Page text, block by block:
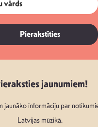
Pierakstīties
jaunumiem!
jaunāko informāciju par
Latvijas mūzikā.